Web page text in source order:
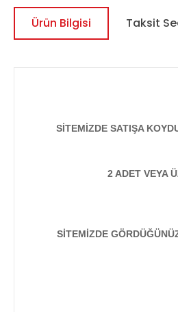
Ürün Bilgisi Taksit
SİTEMİZDE SATIŞA
2 ADET VEYA
SİTEMİZDE